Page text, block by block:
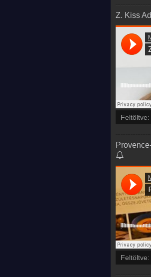
Z. Kiss
Feltöltve:
Feltöltve: